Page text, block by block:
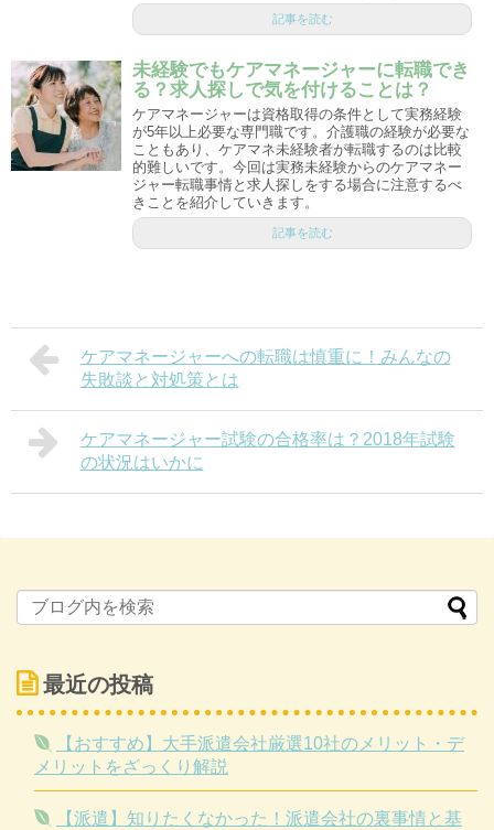
記事を読む
未経験でもケアマネージャーに転職でき
る？求人探しで気を付けることは？
ケアマネージャーは資格取得の条件として実務経験
が5年以上必要な専門職です。介護職の経験が必要な
こともあり、ケアマネ未経験者が転職するのは比較
的難しいです。今回は実務未経験からのケアマネー
ジャー転職事情と求人探しをする場合に注意するべ
きことを紹介していきます。
記事を読む
ケアマネージャーへの転職は慎重に！みんなの
失敗談と対処策とは
ケアマネージャー試験の合格率は？2018年試験
の状況はいかに
最近の投稿
【おすすめ】大手派遣会社厳選10社のメリット・デ
メリットをざっくり解説
【派遣】知りたくなかった！派遣会社の裏事情と基